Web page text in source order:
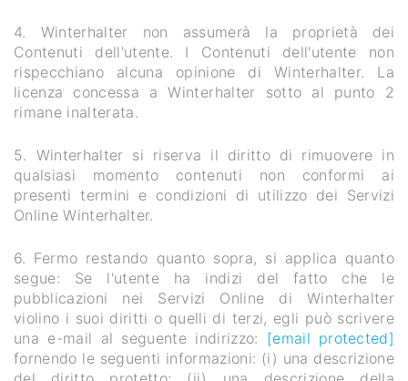
4. Winterhalter non assumerà la proprietà dei
Contenuti dell'utente. I Contenuti dell'utente non
rispecchiano alcuna opinione di Winterhalter. La
licenza concessa a Winterhalter sotto al punto 2
rimane inalterata.
5. Winterhalter si riserva il diritto di rimuovere in
qualsiasi momento contenuti non conformi ai
presenti termini e condizioni di utilizzo dei Servizi
Online Winterhalter.
6. Fermo restando quanto sopra, si applica quanto
segue: Se l'utente ha indizi del fatto che le
pubblicazioni nei Servizi Online di Winterhalter
violino i suoi diritti o quelli di terzi, egli può scrivere
una e-mail al seguente indirizzo: [email protected]
fornendo le seguenti informazioni: (i) una descrizione